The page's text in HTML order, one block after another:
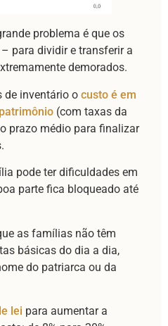
problema é que os
para dividir e transferir a
demorados.
de inventário o custo é em
(com taxas da
prazo médio para finalizar
pode ter dificuldades em
parte fica bloqueado até
as famílias não têm
básicas do dia a dia,
do patriarca ou da
lei para aumentar a